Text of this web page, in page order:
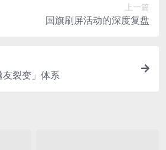
上一篇
国旗刷屏活动的深度复盘
裂变」体系